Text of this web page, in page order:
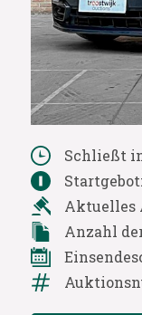
Schließt
Startgebot:
Aktuelles
Anzahl